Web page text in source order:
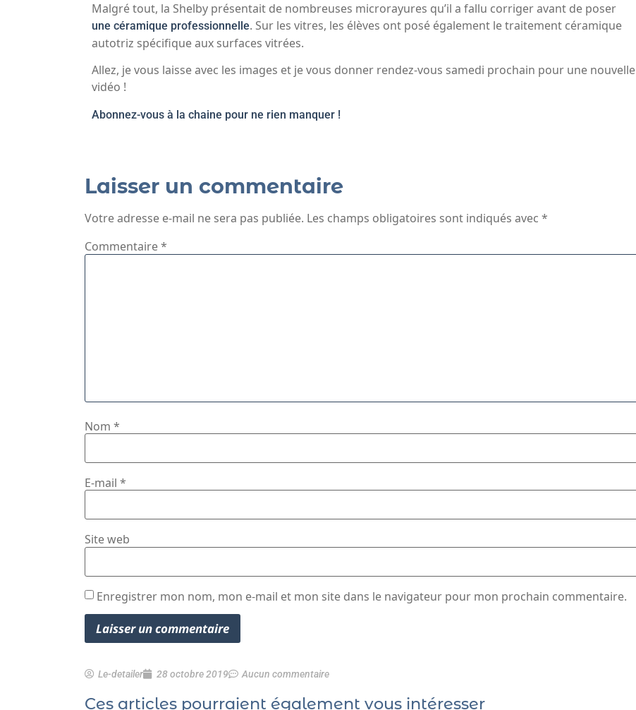
Malgré tout, la Shelby présentait de nombreuses microrayures qu’il a fallu corriger avant de poser
une céramique professionnelle. Sur les vitres, les élèves ont posé également le traitement céramique
autotriz spécifique aux surfaces vitrées.
Allez, je vous laisse avec les images et je vous donner rendez-vous samedi prochain pour une nouvelle
vidéo !
Abonnez-vous à la chaine pour ne rien manquer !
Laisser un commentaire
Votre adresse e-mail ne sera pas publiée. Les champs obligatoires sont indiqués avec *
Commentaire*
Nom *
E-mail *
Site web
Enregistrer mon nom, mon e-mail et mon site dans le navigateur pour mon prochain commentaire.
Le-detailer 28 octobre 2019 Aucun commentaire
Ces articles pourraient également vous intéresser